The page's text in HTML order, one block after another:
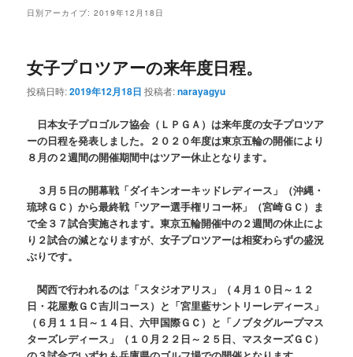
日別アーカイブ:2019年12月18日
女子プロツアーの来年度日程。
投稿日時:2019年12月18日 投稿者:narayagyu
日本女子プロゴルフ協会（ＬＰＧＡ）は来年度の女子プロツア
ーの日程を発表しました。２０２０年度は東京五輪の開催により
８月の２週間の開催期間中はツアー休止となります。
３月５日の開幕戦「ダイキンオーキッドレディース」（沖縄・
琉球ＧＣ）から最終戦「ツアー選手権リコー杯」（宮崎ＧＣ）ま
で全３７試合実施されます。東京五輪開催中の２週間の休止によ
り２試合の減となりますが、女子プロツアーは相変わらずの盛況
ぶりです。
関西で行われるのは「スタジオアリス」（４月１０日～１２
日・花屋敷ＧＣ吉川コース）と「宮里藍サントリーレディース」
（６月１１日～１４日、六甲国際ＧＣ）と「ノブタグループマス
ターズレディース」（１０月２２日～２５日、マスターズＧＣ）